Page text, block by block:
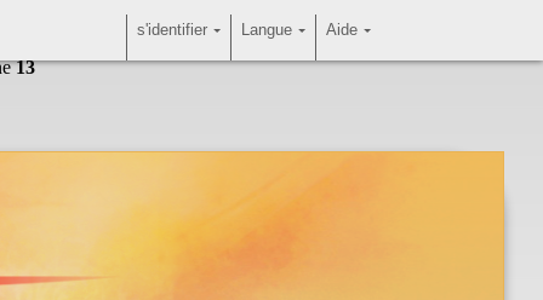
13
Aide
Langue
s'identifier